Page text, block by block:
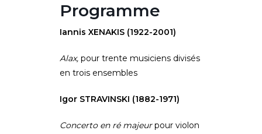
Programme
Iannis XENAKIS (1922-2001)
Alax, pour trente musiciens divisés
en trois ensembles
Igor STRAVINSKI (1882-1971)
Concerto en ré majeurpour violon